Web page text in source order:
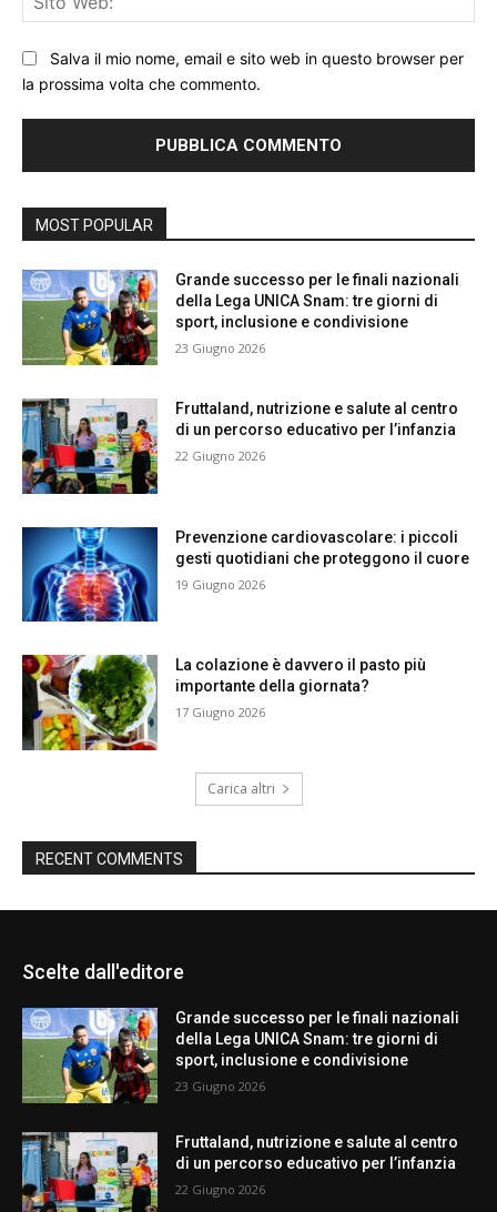
Salva il mio nome, email e sito web in questo browser per
la prossima volta che commento.
MOST POPULAR
Grande successo per le finali nazionali
della Lega UNICA Snam: tre giorni di
sport, inclusione e condivisione
23 Giugno 2026
Fruttaland, nutrizione e salute al centro
di un percorso educativo per l’infanzia
22 Giugno 2026
Prevenzione cardiovascolare: i piccoli
gesti quotidiani che proteggono il cuore
19 Giugno 2026
La colazione è davvero il pasto più
importante della giornata?
17 Giugno 2026
Carica altri
RECENT COMMENTS
Scelte dall'editore
Grande successo per le finali nazionali
della Lega UNICA Snam: tre giorni di
sport, inclusione e condivisione
23 Giugno 2026
Fruttaland, nutrizione e salute al centro
di un percorso educativo per l’infanzia
22 Giugno 2026